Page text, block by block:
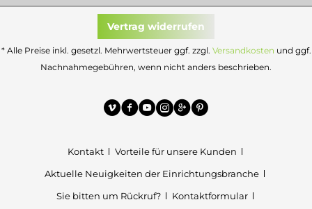
Vertrag widerrufen
* Alle Preise inkl. gesetzl. Mehrwertsteuer ggf. zzgl. Versandkosten und ggf.
Nachnahmegebühren, wenn nicht anders beschrieben.
Kontakt
Vorteile für unsere Kunden
Aktuelle Neuigkeiten der Einrichtungsbranche
Sie bitten um Rückruf?
Kontaktformular